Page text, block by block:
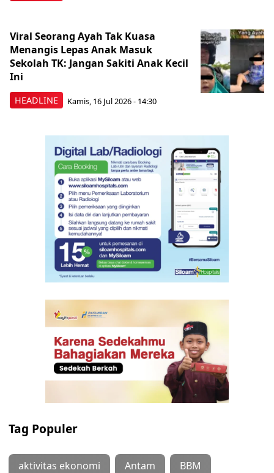
HEADLINE
Viral Seorang Ayah Tak Kuasa
Menangis Lepas Anak Masuk
Sekolah TK: Jangan Sakiti Anak Kecil
Ini
Kamis, 16 Jul 2026 - 14:30
Tag Populer
aktivitas ekonomi Antam BBM